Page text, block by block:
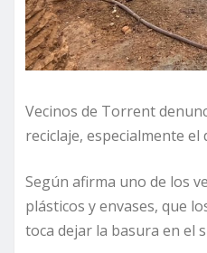
Vecinos de Torrent
reciclaje, especialmente el
Según afirma uno de los
plásticos y envases, que
toca dejar la basura en el